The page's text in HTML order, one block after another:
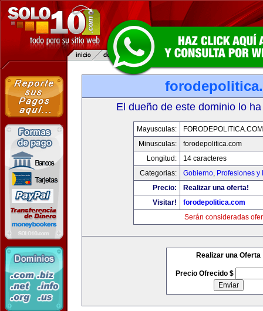
El dueño de este dominio lo
Mayusculas:
FORODEPOLITICA.COM
Minusculas:
forodepolitica.com
Longitud:
14 caracteres
Categorias:
Gobierno, Profesiones y
Precio:
Realizar una oferta!
Visitar!
forodepolitica.com
Serán consideradas
Realizar una Oferta
Precio Ofrecido $